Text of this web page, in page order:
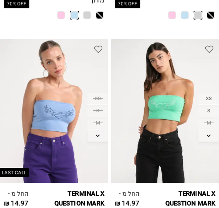
70% OFF
70% OFF
XS
S
M
L
החל מ -
14.97 ₪
TERMINAL X
QUESTION MARK
LAST CALL
XS
S
M
L
החל מ -
14.97 ₪
TERMINAL X
QUESTION MARK